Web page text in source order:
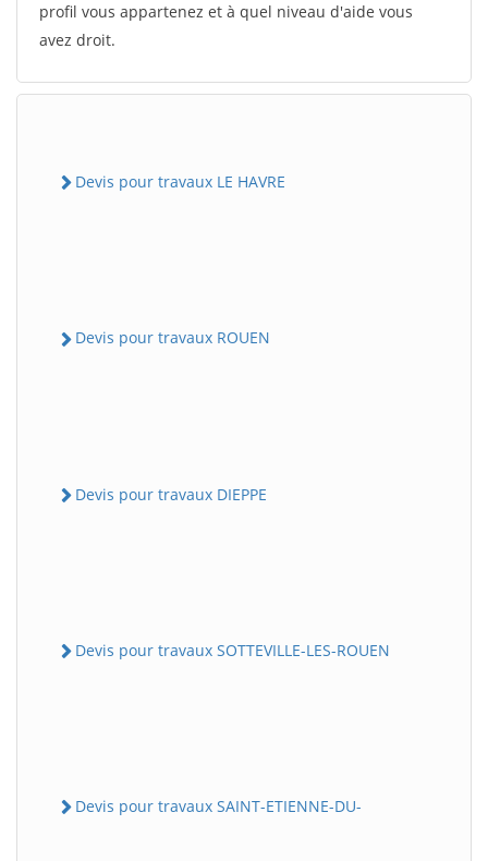
profil vous appartenez et à quel niveau d'aide vous
avez droit.
Devis pour travaux LE HAVRE
Devis pour travaux ROUEN
Devis pour travaux DIEPPE
Devis pour travaux SOTTEVILLE-LES-ROUEN
Devis pour travaux SAINT-ETIENNE-DU-